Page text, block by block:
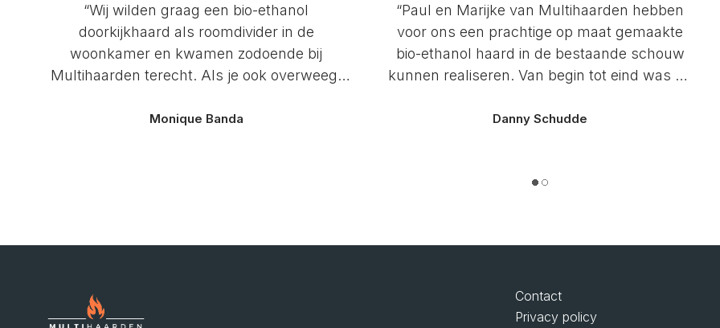
“Wij wilden graag een bio-ethanol
doorkijkhaard als roomdivider in de
woonkamer en kwamen zodoende bij
Multihaarden terecht. Als je ook overweegt
Multihaarden. De service hier is geweldig,
haard testen, om te kijken of we deze groot
afgeven en of die mooi brandt. De haard die
wij gekozen hebben van Xaralyn brandt heel
Monique Banda
“Paul en Marijke van Multihaarden hebben
voor ons een prachtige op maat gemaakte
bio-ethanol haard in de bestaande schouw
kunnen realiseren. Van begin tot eind was de
bij het proces betrokken. Kleine dingetjes
opgelost. Top kwaliteit en service!”
Danny Schudde
Contact
Privacy policy